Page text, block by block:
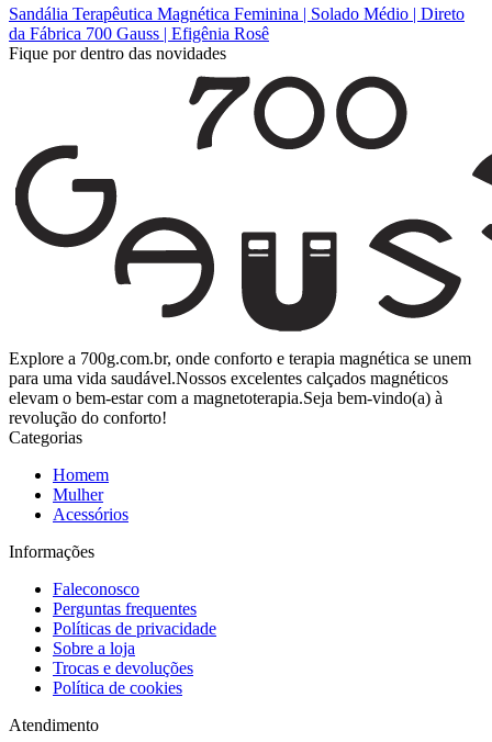
Sandália Terapêutica Magnética Feminina | Solado Médio | Direto
da Fábrica 700 Gauss | Efigênia Rosê
Fique por dentro das novidades
Explore a 700g.com.br, onde conforto e terapia magnética se unem
para uma vida saudável.Nossos excelentes calçados magnéticos
elevam o bem-estar com a magnetoterapia.Seja bem-vindo(a) à
revolução do conforto!
Categorias
Homem
Mulher
Acessórios
Informações
Faleconosco
Perguntas frequentes
Políticas de privacidade
Sobre a loja
Trocas e devoluções
Política de cookies
Atendimento